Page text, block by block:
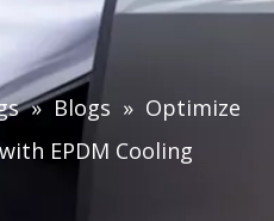
» Blogs » Optimize
EPDM Cooling